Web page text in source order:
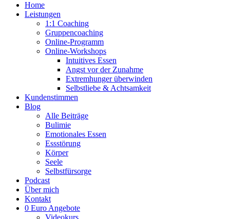
Home
Leistungen
1:1 Coaching
Gruppencoaching
Online-Programm
Online-Workshops
Intuitives Essen
Angst vor der Zunahme
Extremhunger überwinden
Selbstliebe & Achtsamkeit
Kundenstimmen
Blog
Alle Beiträge
Bulimie
Emotionales Essen
Essstörung
Körper
Seele
Selbstfürsorge
Podcast
Über mich
Kontakt
0 Euro Angebote
Videokurs